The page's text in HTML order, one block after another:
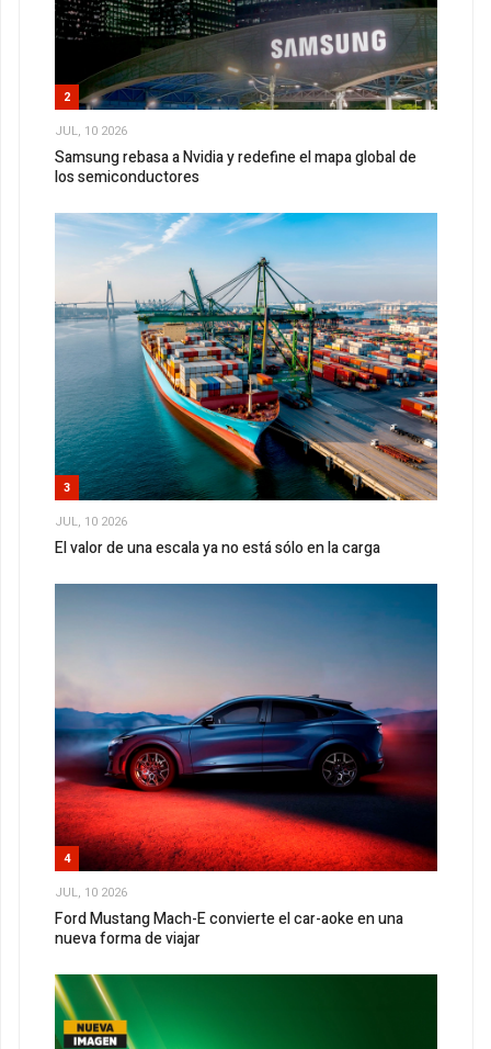
2
JUL, 10 2026
Samsung rebasa a Nvidia y redefine el mapa global de
los semiconductores
3
JUL, 10 2026
El valor de una escala ya no está sólo en la carga
4
JUL, 10 2026
Ford Mustang Mach-E convierte el car-aoke en una
nueva forma de viajar